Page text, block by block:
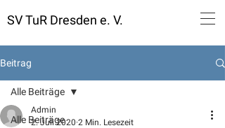
SV TuR Dresden e. V.
Beitrag
Alle Beiträge
Alle Beiträge
Admin
2. Juli 2020 2 Min. Lesezeit